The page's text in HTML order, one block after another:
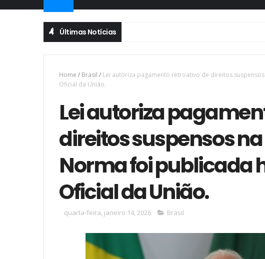
Últimas Notícias
Home / Brasil / Lei autoriza pagamento retroativo de direitos
Oficial da União.
Lei autoriza
direitos suspensos
Norma foi publicada
Oficial da União.
quarta-feira, janeiro 14, 2026 Brasil